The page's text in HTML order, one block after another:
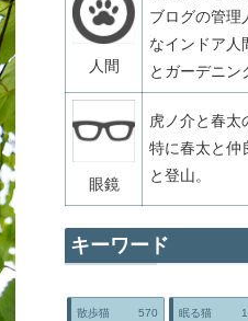
人間
ブログの管理
なインドア
とガーデニン
眼鏡
虎ノ介と春太
特に春太と
と登山。
キーワード
散歩猫 570 眠る猫